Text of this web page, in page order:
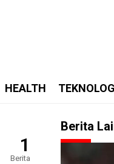
HEALTH
1
Berita
Berita